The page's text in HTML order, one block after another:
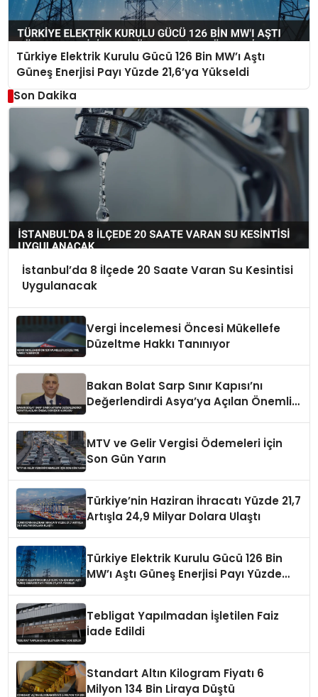
Türkiye Elektrik Kurulu Gücü 126 Bin MW’ı Aştı
Güneş Enerjisi Payı Yüzde 21,6’ya Yükseldi
Son Dakika
İstanbul’da 8 İlçede 20 Saate Varan Su Kesintisi
Uygulanacak
Vergi İncelemesi Öncesi Mükellefe
Düzeltme Hakkı Tanınıyor
Bakan Bolat Sarp Sınır Kapısı’nı
Değerlendirdi Asya’ya Açılan Önemli
MTV ve Gelir Vergisi Ödemeleri İçin
Son Gün Yarın
Türkiye’nin Haziran İhracatı Yüzde 21,7
Artışla 24,9 Milyar Dolara Ulaştı
Türkiye Elektrik Kurulu Gücü 126 Bin
MW’ı Aştı Güneş Enerjisi Payı Yüzde
Tebligat Yapılmadan İşletilen Faiz
İade Edildi
Standart Altın Kilogram Fiyatı 6
Milyon 134 Bin Liraya Düştü